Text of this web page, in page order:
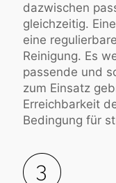
dazwischen
gleichzeitig.
eine
Reinigung. Es
passende und
zum Einsatz
Erreichbarkeit
Bedingung für